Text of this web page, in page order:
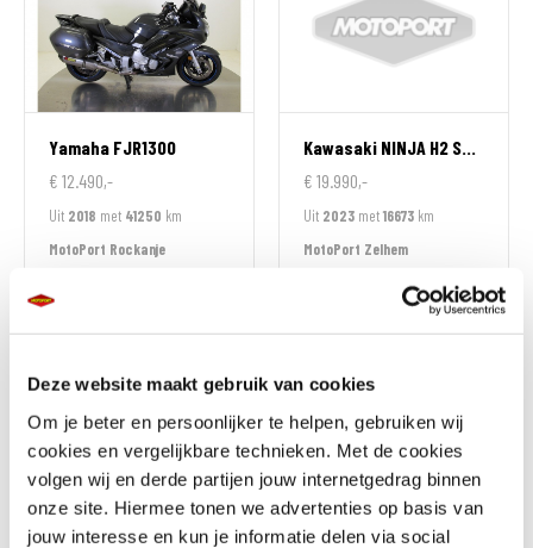
Deze website maakt gebruik van cookies
Om je beter en persoonlijker te helpen, gebruiken wij
cookies en vergelijkbare technieken. Met de cookies
volgen wij en derde partijen jouw internetgedrag binnen
onze site. Hiermee tonen we advertenties op basis van
jouw interesse en kun je informatie delen via social
Yamaha FJR1300
€ 12.490,-
Uit 2018 met 41250 km
MotoPort Rockanje
Kawasaki NINJA H2 SX SPECIAL EDITION
€ 19.990,-
Uit 2023 met16673 km
MotoPort Zelhem
BMW
F 900 R
€ 10.490,-
Honda
ADV 350
€ 8.299,-